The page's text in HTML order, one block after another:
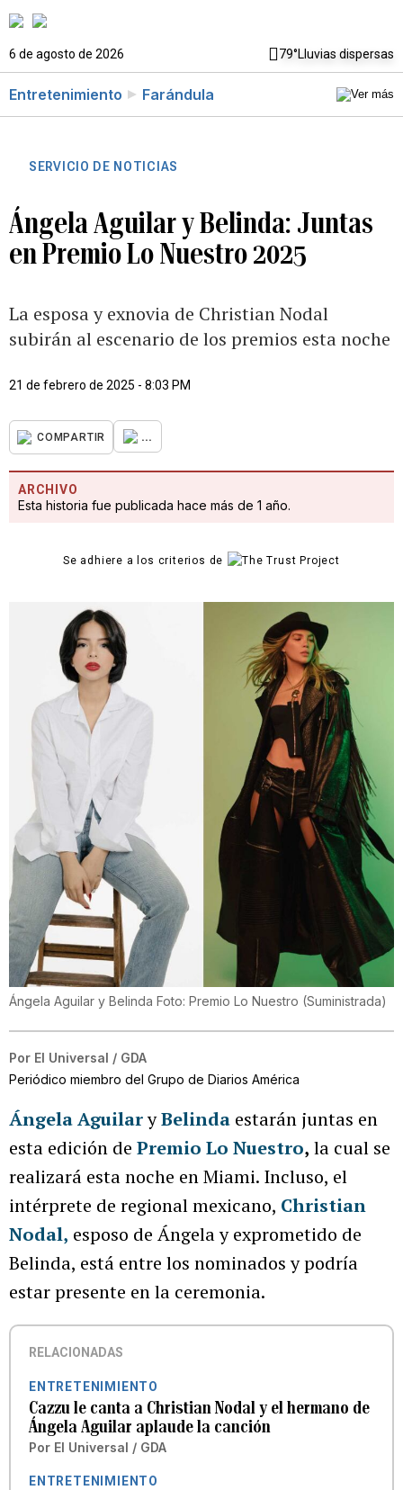
6 de agosto de 2026 79°Lluvias dispersas
Entretenimiento Farándula
SERVICIO DE NOTICIAS
Ángela Aguilar y Belinda: Juntas
en Premio Lo Nuestro 2025
La esposa y exnovia de Christian Nodal
subirán al escenario de los premios esta noche
21 de febrero de 2025 - 8:03 PM
COMPARTIR ...
ARCHIVO
Esta historia fue publicada hace más de 1 año.
Se adhiere a los criterios de
Ángela Aguilar y Belinda Foto: Premio Lo Nuestro (Suministrada)
Por El Universal / GDA
Periódico miembro del Grupo de Diarios América
Ángela AguilaryBelinda estarán juntas en
esta edición de Premio Lo Nuestro, la cual se
realizará esta noche en Miami. Incluso, el
intérprete de regional mexicano, Christian
Nodal, esposo de Ángela y exprometido de
Belinda, está entre los nominados y podría
estar presente en la ceremonia.
RELACIONADAS
ENTRETENIMIENTO
Cazzu le canta a Christian Nodal y el hermano de
Ángela Aguilar aplaude la canción
Por El Universal / GDA
ENTRETENIMIENTO